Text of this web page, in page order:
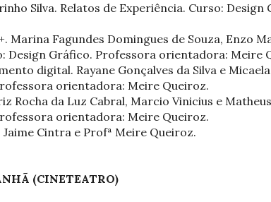
Silva. Relatos de Experiência. Curso:
Marina Fagundes Domingues de Souza, Enzo
Design Gráfico. Professora orientadora: Meire
digital. Rayane Gonçalves da Silva e
orientadora: Meire Queiroz.
Rocha da Luz Cabral, Marcio Vinicius e
orientadora: Meire Queiroz.
Cintra e Profª Meire Queiroz.
(CINETEATRO)